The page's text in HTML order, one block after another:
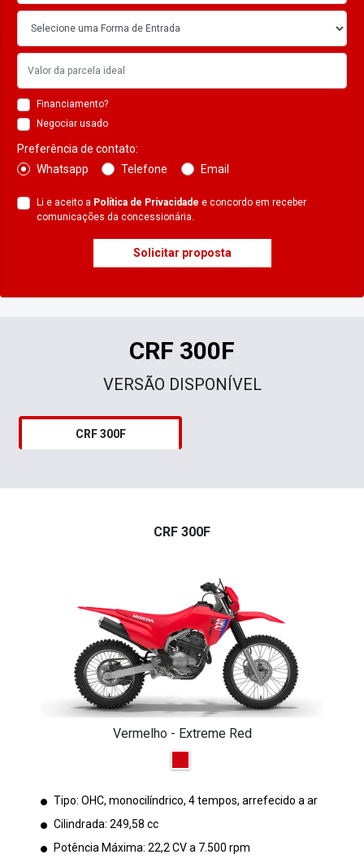
Financiamento?
Negociar usado
Preferência de contato:
Whatsapp
Telefone Email
Li e aceito a Política de Privacidade e concordo em receber
comunicações da concessionária.
Solicitar proposta
CRF 300F
VERSÃO DISPONÍVEL
CRF 300F
CRF 300F
Vermelho - Extreme Red
Tipo: OHC, monocilíndrico, 4 tempos, arrefecido a ar
Cilindrada: 249,58 cc
Potência Máxima: 22,2 CV a 7.500 rpm